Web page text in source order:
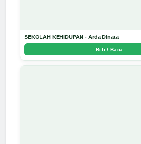
SEKOLAH KEHIDUPAN - Arda Dinata
Beli / Baca